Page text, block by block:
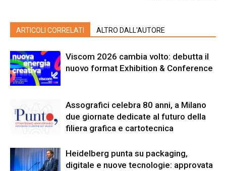
ARTICOLI CORRELATI ALTRO DALL'AUTORE
Viscom 2026 cambia volto: debutta il
nuovo format Exhibition & Conference
Assografici celebra 80 anni, a Milano
due giornate dedicate al futuro della
filiera grafica e cartotecnica
Heidelberg punta su packaging,
digitale e nuove tecnologie: approvata